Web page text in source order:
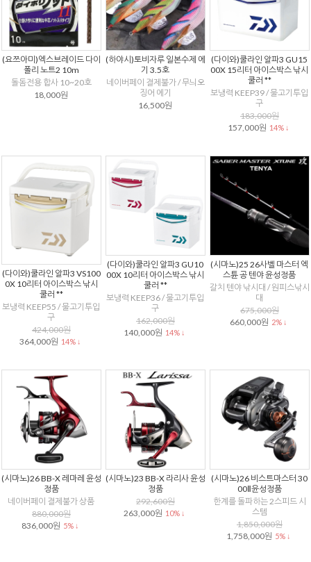
(요쯔아미)엑스브레이드 다이
폴리 노트2 10m
돌돔전용 합사 10~20호
18,000원
(하야시)토비자루 일본수제 에
기 3.5호
네이버페이 결제불가 / 무늬오
징어 에기
16,500원
(다이와)쿨라인 알파3 GU15
00X 15리터 아이스박스 낚시
쿨러 **
보냉력 KEEP39 / 물고기투입
구
183,000원
157,000원 14% ↓
(다이와)쿨라인 알파3 VS100
0X 10리터 아이스박스 낚시
쿨러 **
보냉력 KEEP55 / 물고기투입
구
424,000원
364,000원 14% ↓
(다이와)쿨라인 알파3 GU10
00X 10리터 아이스박스 낚시
쿨러 **
보냉력 KEEP36 / 물고기투입
구
162,000원
140,000원 14% ↓
(시마노)25 26사벨 마스터 엑
스튠 공 텐야 윤성정품
갈치 텐야 낚시대 / 원피스낚시
대
675,000원
660,000원 2% ↓
(시마노)26 BB-X 레마레 윤성
정품
네이버페이 결제불가 상품
880,000원
836,000원 5% ↓
(시마노)23 BB-X 라리사 윤성
정품
292,600원
263,000원 10% ↓
(시마노)26 비스트마스터 30
00Ⅱ윤성정품
한계를 돌파하는 2스피드 시
스템
1,850,000원
1,758,000원 5% ↓